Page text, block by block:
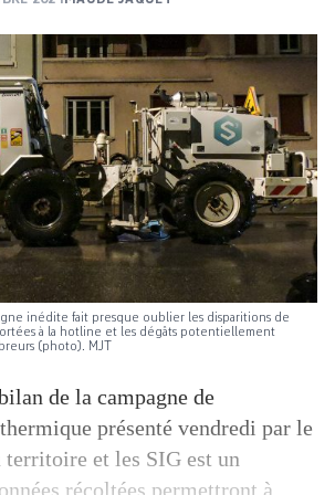
inédite fait presque oublier les disparitions de
à la hotline et les dégâts potentiellement
(photo). MJT
de la campagne de
présenté vendredi par le
territoire et les SIG est un
récoltées permettront à